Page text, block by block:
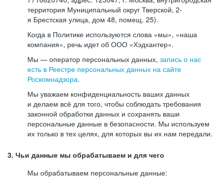
территория Муниципальный округ Тверской, 2-
я Брестская улица, дом 48, помещ. 25).
Когда в Политике используются слова «мы», «наша
компания», речь идет об ООО «Хэдхантер».
Мы — оператор персональных данных, запись о нас
есть в Реестре персональных данных на сайте
Роскомнадзора.
Мы уважаем конфиденциальность ваших данных
и делаем всё для того, чтобы соблюдать требования
законной обработки данных и сохранять ваши
персональные данные в безопасности. Мы используем
их только в тех целях, для которых вы их нам передали.
3. Чьи данные мы обрабатываем и для чего
Мы обрабатываем персональные данные: